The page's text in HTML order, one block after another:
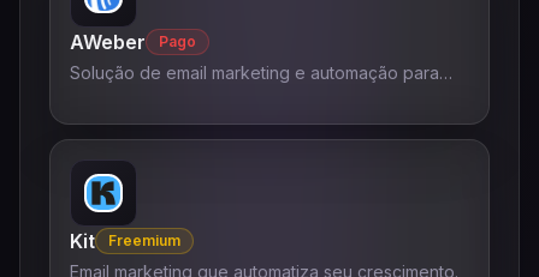
AWeber Pago
Solução de email marketing e automação para
Kit Freemium
Email marketing que automatiza seu crescimento.